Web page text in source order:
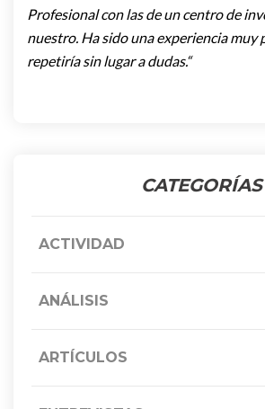
Profesional con las de un centro de
nuestro. Ha sido una experiencia muy
repetiría sin lugar a dudas.“
CATEGORÍAS
ACTIVIDAD
ANÁLISIS
ARTÍCULOS